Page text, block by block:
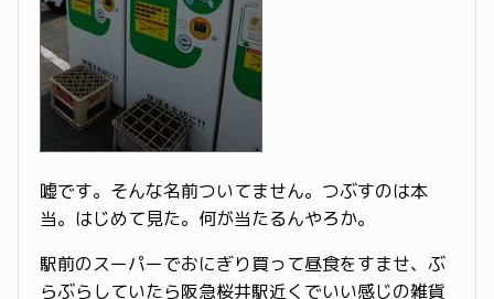
嘘です。そんな名前ついてません。つぶすのは本
当。はじめて見た。何が当たるんやろか。
駅前のスーパーでおにぎり買って昼食をすませ、ぶ
らぶらしていたら阪急桜井駅近くでいい感じの雑貨